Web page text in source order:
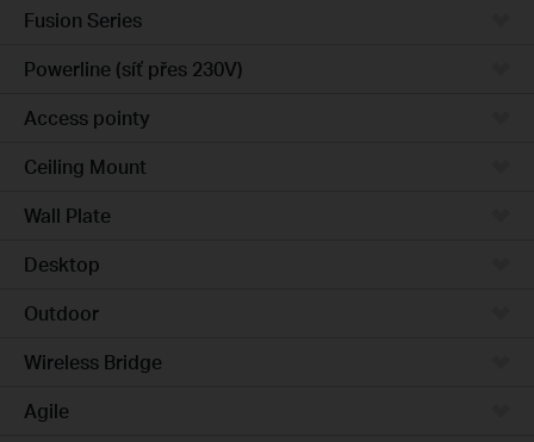
Fusion Series
Powerline (síť přes 230V)
Access pointy
Ceiling Mount
Wall Plate
Desktop
Outdoor
Wireless Bridge
Agile